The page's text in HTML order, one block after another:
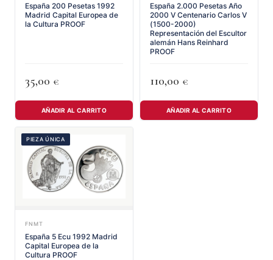
España 200 Pesetas 1992
Madrid Capital Europea de
la Cultura PROOF
35,00 €
AÑADIR AL CARRITO
España 2.000 Pesetas Año
2000 V Centenario Carlos V
(1500-2000)
Representación del Escultor
alemán Hans Reinhard
PROOF
110,00 €
AÑADIR AL CARRITO
PIEZA ÚNICA
FNMT
España 5 Ecu 1992 Madrid
Capital Europea de la
Cultura PROOF